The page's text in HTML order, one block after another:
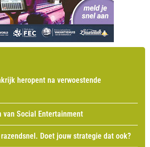
heropent na verwoestende
van Social Entertainment
Doet jouw strategie dat ook?